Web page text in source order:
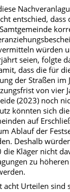
entschied,
würden
seien, folgte
dass die für
der Straßen im
von vier
(2023) noch
könnten sich
auf
Ablauf der
Deshalb
die Kläger nicht
zu
acht Urteilen sind